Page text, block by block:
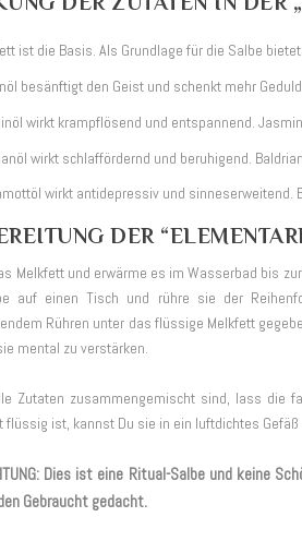
ist die Basis. Als Grundlage für die Salbe
besänftigt den Geist und schenkt mehr
wirkt krampflösend und entspannend.
wirkt schlaffördernd und beruhigend.
wirkt antidepressiv und sinneserweitend.
DER
Melkfett und erwärme es im Wasserbad bis
auf einen Tisch und rühre sie der
Rühren unter das flüssige Melkfett
mental zu verstärken.
Zutaten zusammengemischt sind, lass die
flüssig ist, kannst Du sie in ein luftdichtes
Dies ist eine Ritual-Salbe und keine
Gebraucht gedacht.